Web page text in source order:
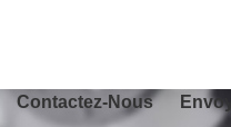
Contactez-Nous